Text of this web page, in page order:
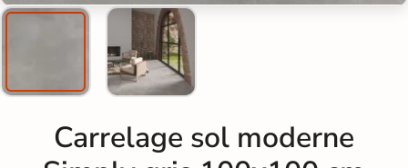
Carrelage sol moderne